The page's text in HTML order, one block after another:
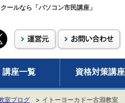
ールなら「パソコン市民講座」
講座一覧 資格対策講座
室ブログ イトーヨーカドー古淵教室